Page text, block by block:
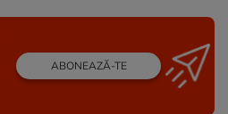
ABONEAZĂ-TE